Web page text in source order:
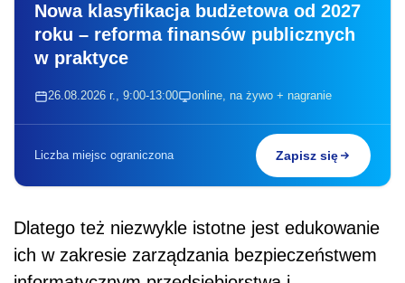
Nowa klasyfikacja budżetowa od 2027
roku – reforma finansów publicznych
w praktyce
26.08.2026 r., 9:00-13:00 online, na żywo + nagranie
Liczba miejsc ograniczona Zapisz się
Dlatego też niezwykle istotne jest edukowanie
ich w zakresie zarządzania bezpieczeństwem